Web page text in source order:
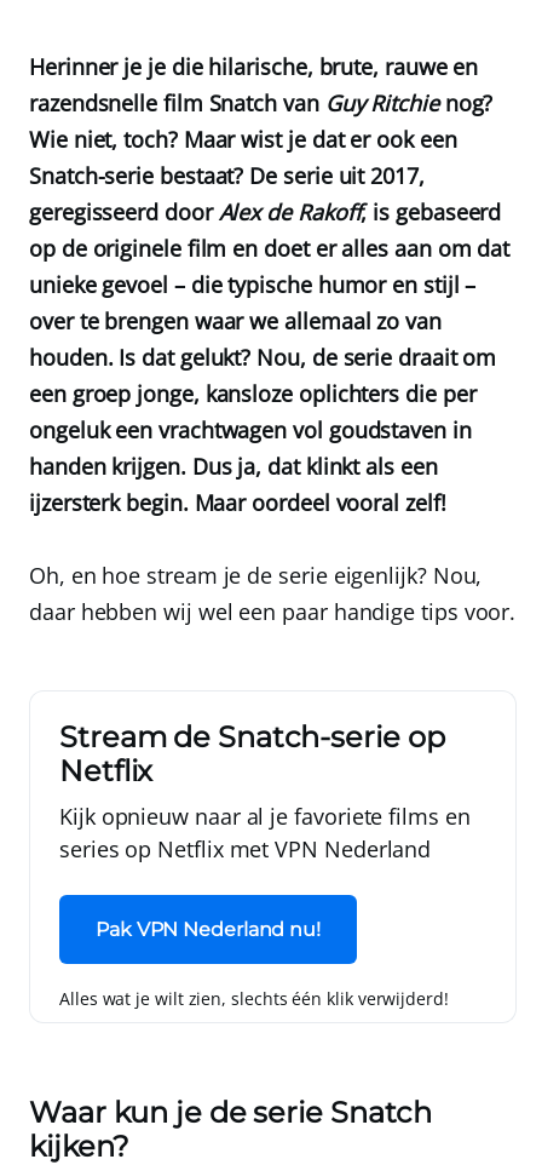
Herinner je je die hilarische, brute, rauwe en
razendsnelle film Snatch van Guy Ritchienog?
Wie niet, toch? Maar wist je dat er ook een
Snatch-serie bestaat? De serie uit 2017,
geregisseerd doorAlex de Rakoff, is gebaseerd
op de originele film en doet er alles aan om dat
unieke gevoel – die typische humor en stijl –
over te brengen waar we allemaal zo van
houden. Is dat gelukt? Nou, de serie draait om
een groep jonge, kansloze oplichters die per
ongeluk een vrachtwagen vol goudstaven in
handen krijgen. Dus ja, dat klinkt als een
ijzersterk begin. Maar oordeel vooral zelf!
Oh, en hoe stream je de serie eigenlijk? Nou,
daar hebben wij wel een paar handige tips voor.
Stream de Snatch-serie op
Netflix
Kijk opnieuw naar al je favoriete films en
series op Netflix metVPN Nederland
Pak VPN Nederland nu!
Alles wat je wilt zien, slechts één klik verwijderd!
Waar kun je de serie Snatch
kijken?